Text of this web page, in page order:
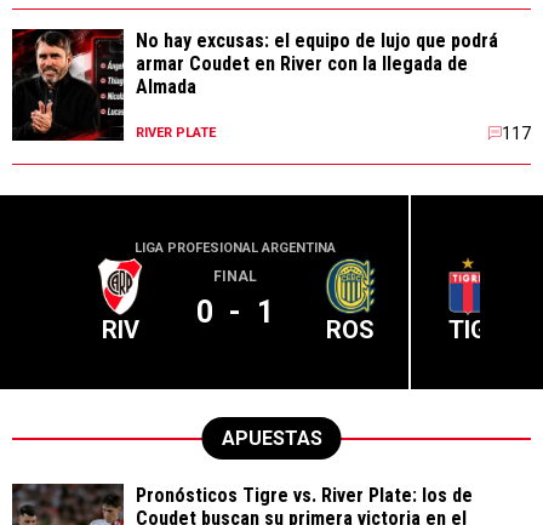
No hay excusas: el equipo de lujo que podrá
armar Coudet en River con la llegada de
Almada
RIVER PLATE 117
LIGA PROFESIONAL ARGENTINA
RIV
FINAL
0 - 1 ROS TIG
APUESTAS
Pronósticos Tigre vs. River Plate: los de
Coudet buscan su primera victoria en el